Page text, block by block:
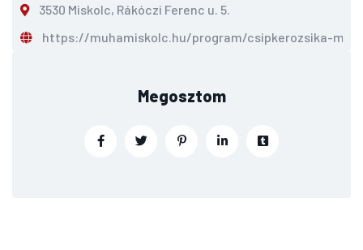
3530 Miskolc, Rákóczi Ferenc u. 5.
https://muhamiskolc.hu/program/csipkerozsika-
Megosztom